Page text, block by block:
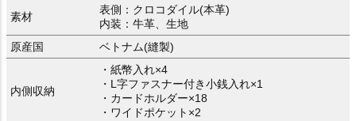
素材
表側：クロコダイル(本革)
内装：牛革、生地
原産国
ベトナム(縫製)
内側収納
・紙幣入れ×4
・L字ファスナー付き小銭入れ×1
・カードホルダー×18
・ワイドポケット×2